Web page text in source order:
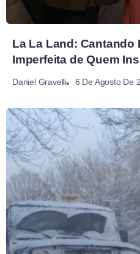
La La Land: Cantando
Imperfeita de Quem
Daniel Gravelli 6 De Agosto De